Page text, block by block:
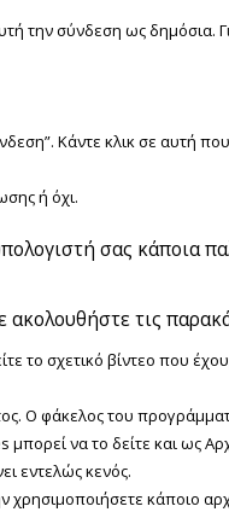
την σύνδεση ως δημόσια.
Κάντε κλικ σε αυτή
ή όχι.
σας κάποια
τις
το σχετικό βίντεο που
Ο φάκελος του
να το δείτε και ως
εντελώς κενός.
κάποιο